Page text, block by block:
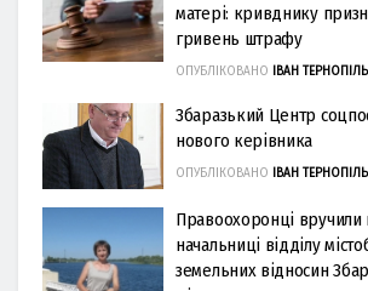
матері: кривднику
гривень штрафу
ОПУБЛІКОВАНО ІВАН
Збаразький Центр
нового керівника
ОПУБЛІКОВАНО ІВАН
Правоохоронці вручили
начальниці відділу
земельних відносин